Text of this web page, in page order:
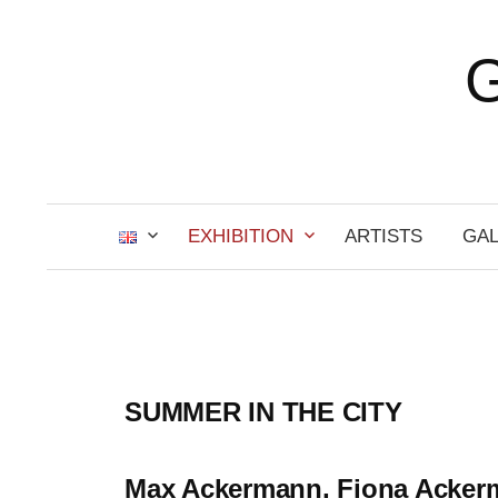
EXHIBITION ARTISTS
SUMMER IN THE CITY
Max Ackermann, Fiona